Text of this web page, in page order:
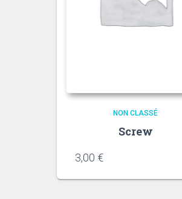
NON CLASSÉ
Screw
3,00 €